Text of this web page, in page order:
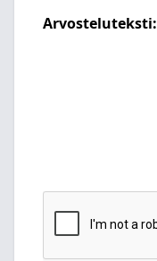
Arvosteluteksti: